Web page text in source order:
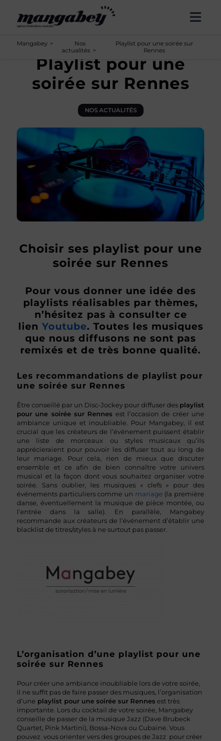
Mangabey
Nos
actualités
Playlist pour une soirée sur
Rennes
Playlist pour une
soirée sur Rennes
NOS ACTUALITÉS
Choisir ses playlist pour une
soirée sur Rennes
Pour vous donner une idée des
playlists réalisables par thèmes,
n’hésitez pas à consulter ce
lien Youtube. Toutes les musiques
que nous diffusons ne sont pas
remixés et de très bonne qualité.
Les recommandations de playlist pour
une soirée sur Rennes
Être conseillé par un Disc-Jockey pour diffuser des playlist
pour une soirée sur Rennes est l’occasion de créer une
ambiance unique et inoubliable. Pour Mangabey, il est
crucial que les créateurs de l’événement puissent établir
une liste de morceaux ou styles musicaux qu’ils
apprécieraient pour pouvoir les diffuser tout au long de
leur mariage. Pour cela, rien de mieux que discuter
ensemble et ce afin de bien connaître votre univers
musical et la façon dont vous souhaitez organiser votre
soirée. Sans oublier, les musiques « clefs » pour des
événements particuliers comme un mariage (la première
danse, éventuellement la musique de pièce montée, ou
l’entrée dans la salle). En parallèle, Mangabey
recommande aux créateurs de l’événement d’établir une
blacklist de titres/styles à ne surtout pas passer.
L’organisation d’une playlist pour une
soirée sur Rennes
Pour créer une ambiance inoubliable lors de votre soirée,
il ne suffit pas de faire passer des musiques, l’organisation
d’une playlist pour une soirée sur Rennes est très
importante. Lors du cocktail de votre soirée, Mangabey
conseille de passer de la musique Jazz (Dave Brubeck
Quartet, Pink Martini), Bossa-Nova ou Cubaine. Vous
pouvez vous orienter vers des groupes de Jazz pour créer